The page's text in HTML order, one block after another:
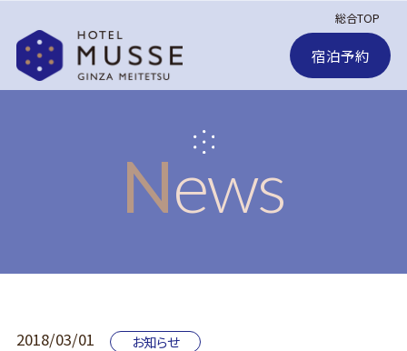
News
宿泊予約
総合TOP
2018/03/01 お知らせ